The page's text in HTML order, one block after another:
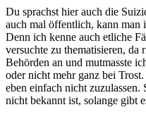
Du sprachst hier auch die
auch mal öffentlich, kann man
Denn ich kenne auch etliche
versuchte zu thematisieren, da
Behörden an und mutmasste
oder nicht mehr ganz bei
eben einfach nicht
nicht bekannt ist, solange gibt